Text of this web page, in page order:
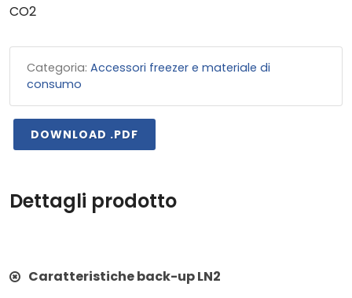
CO2
Categoria: Accessori freezer e materiale di
consumo
DOWNLOAD .PDF
Dettagli prodotto
Caratteristiche back-up LN2